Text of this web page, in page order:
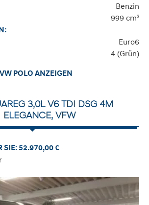
Benzin
999 cm³
Euro6
4 (Grün)
POLO ANZEIGEN
3,0L V6 TDI DSG 4M
ELEGANCE, VFW
SIE: 52.970,00 €